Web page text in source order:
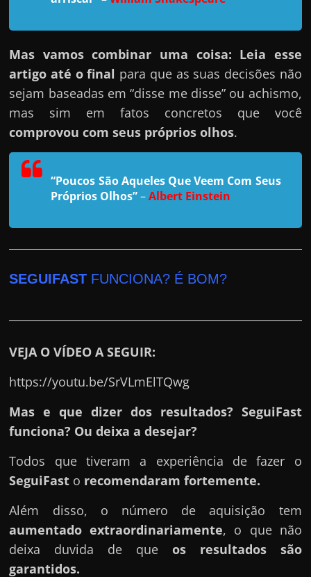
m
d
i
n
h
e
i
x
t
a
J
á
e
s
u
e
g
a
n
Mas vamos combinar uma coisa: Leia esse
artigo até o final para que as suas decisões não
sejam baseadas em “disse me disse” ou achismo,
mas sim em fatos concretos que você
comprovou com seus próprios olhos.
“Poucos São Aqueles Que Veem Com Seus
Próprios Olhos”–Albert Einstein
SEGUIFAST FUNCIONA? É BOM?
VEJA O VÍDEO A SEGUIR:
https://youtu.be/SrVLmElTQwg
Mas e que dizer dos resultados? SeguiFast
funciona? Ou deixa a desejar?
Todos que tiveram a experiência de fazer o
SeguiFast o recomendaram fortemente.
Além disso, o número de aquisição tem
aumentado extraordinariamente, o que não
deixa duvida de que os resultados são
garantidos.